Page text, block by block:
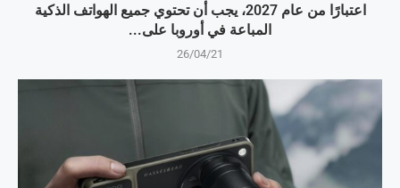
اعتبارًا من عام 2027، يجب أن تحتوي جميع الهواتف الذكية
المباعة في أوروبا على...
26/04/21